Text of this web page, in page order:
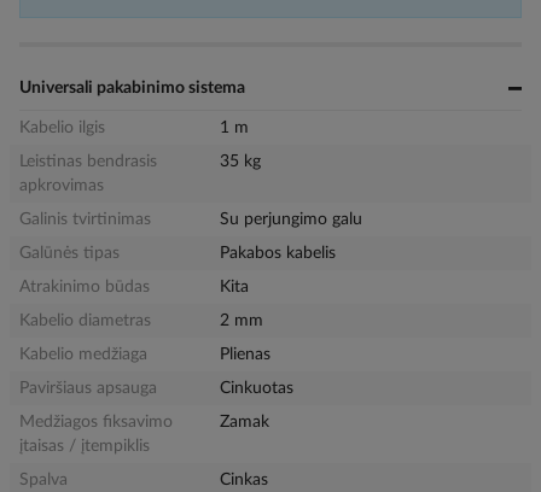
Universali pakabinimo sistema
Kabelio ilgis
1 m
Leistinas bendrasis
apkrovimas
35 kg
Galinis tvirtinimas
Su perjungimo galu
Galūnės tipas
Pakabos kabelis
Atrakinimo būdas
Kita
Kabelio diametras
2 mm
Kabelio medžiaga
Plienas
Paviršiaus apsauga
Cinkuotas
Medžiagos fiksavimo
įtaisas / įtempiklis
Zamak
Spalva Cinkas